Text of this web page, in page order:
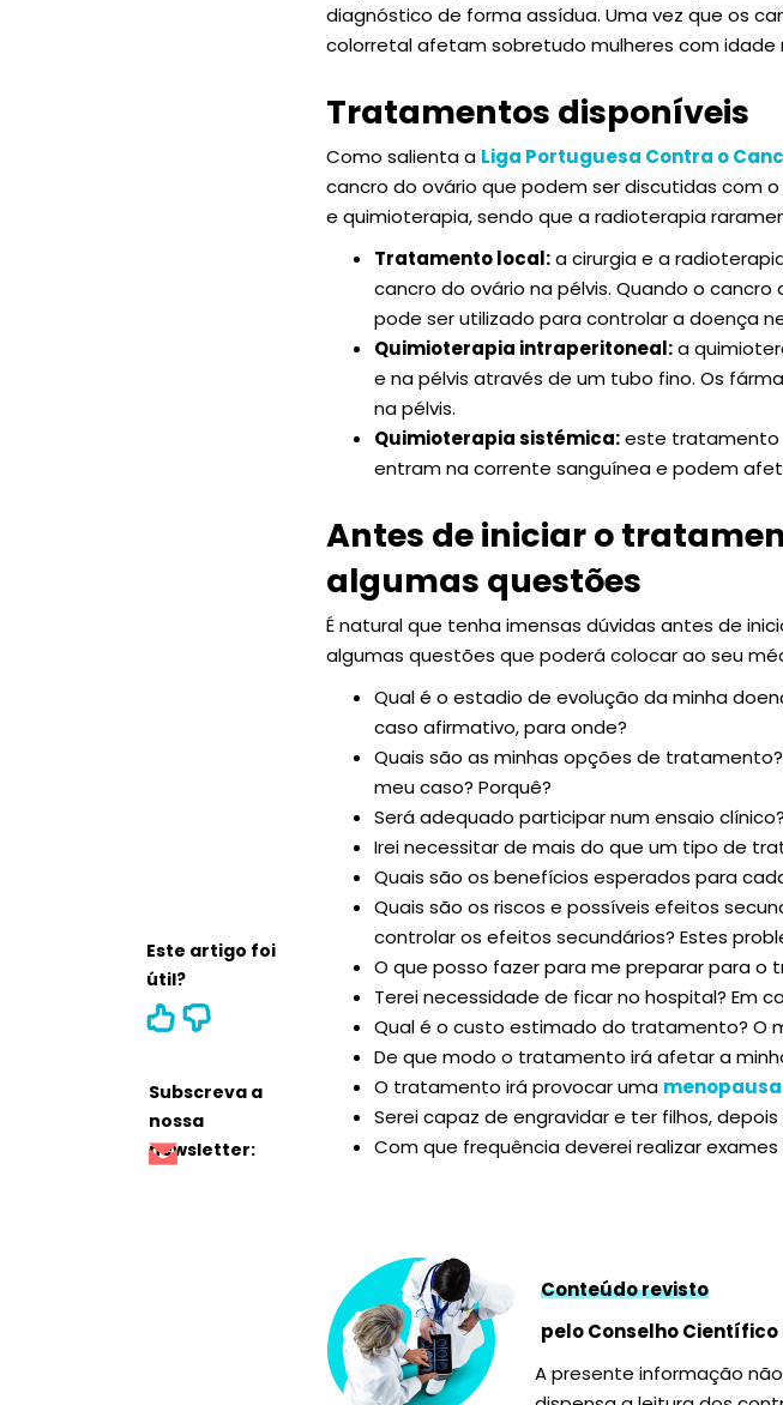
diagnóstico de forma assídua. Uma vez que os
colorretal afetam sobretudo mulheres com idade
Tratamentos disponíveis
Como salienta a Liga Portuguesa Contra o
cancro do ovário que podem ser discutidas com
e quimioterapia, sendo que a radioterapia
Tratamento local:a cirurgia e a
cancro do ovário na pélvis. Quando o
pode ser utilizado para controlar a doença
Quimioterapia intraperitoneal:a
e na pélvis através de um tubo fino. Os
na pélvis.
Quimioterapia sistémica:este tratamento
entram na corrente sanguínea e podem
Antes de iniciar o
algumas questões
É natural que tenha imensas dúvidas antes de
algumas questões que poderá colocar ao seu
Qual é o estadio de evolução da minha
caso afirmativo, para onde?
Quais são as minhas opções de
meu caso? Porquê?
Será adequado participar num ensaio clínico?
Irei necessitar de mais do que um tipo de
Quais são os benefícios esperados para
Quais são os riscos e possíveis efeitos
controlar os efeitos secundários? Estes
O que posso fazer para me preparar para o
Terei necessidade de ficar no hospital? Em
Qual é o custo estimado do tratamento? O
De que modo o tratamento irá afetar a
O tratamento irá provocar uma menopausa
Serei capaz de engravidar e ter filhos,
Com que frequência deverei realizar
Este artigo foi
útil?
Subscreva a
nossa
newsletter:
Conteúdo revisto
pelo Conselho
A presente informação